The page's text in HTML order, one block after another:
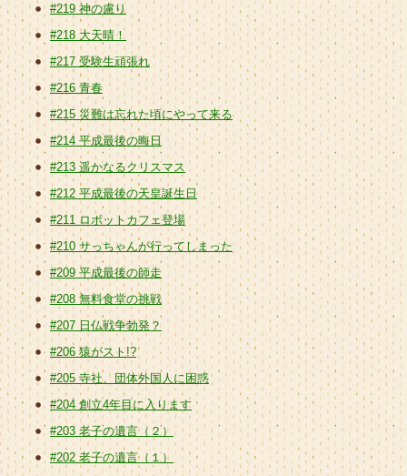
#219 神の慮り
#218 大天晴！
#217 受験生頑張れ
#216 青春
#215 災難は忘れた頃にやって来る
#214 平成最後の晦日
#213 遥かなるクリスマス
#212 平成最後の天皇誕生日
#211 ロボットカフェ登場
#210 サっちゃんが行ってしまった
#209 平成最後の師走
#208 無料食堂の挑戦
#207 日仏戦争勃発？
#206 猿がスト!?
#205 寺社、団体外国人に困惑
#204 創立4年目に入ります
#203 老子の遺言（２）
#202 老子の遺言（１）